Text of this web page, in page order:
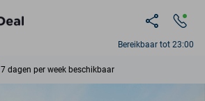
Bereikbaar tot 23:00
7 dagen per week beschikbaar